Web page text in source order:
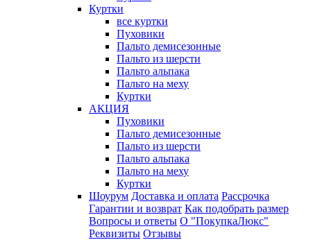
Куртки
все куртки
Пуховики
Пальто демисезонные
Пальто из шерсти
Пальто альпака
Пальто на меху
Куртки
АКЦИЯ
Пуховики
Пальто демисезонные
Пальто из шерсти
Пальто альпака
Пальто на меху
Куртки
Шоурум Доставка и оплата Рассрочка
Гарантии и возврат Как подобрать размер
Вопросы и ответы О "ПокупкаЛюкс"
Реквизиты Отзывы